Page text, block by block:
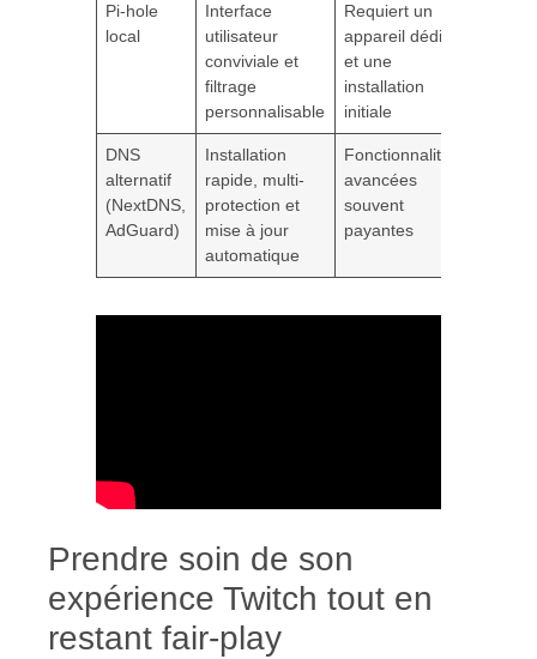
Pi-hole
local
Interface
utilisateur
conviviale et
filtrage
personnalisable
Requiert un
appareil dédié
et une
installation
initiale
DNS
alternatif
(NextDNS,
AdGuard)
Installation
rapide, multi-
protection et
mise à jour
automatique
Fonctionnalités
avancées
souvent
payantes
Prendre soin de son
expérience Twitch tout en
restant fair-play